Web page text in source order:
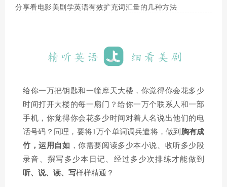
分享看电影美剧学英语有效扩充词汇量的几种方法
给你一万把钥匙和一幢摩天大楼，你觉得你会花多少
时间打开大楼的每一扇门？给你一万个联系人和一部
手机，你觉得你会花多少时间对着人名说出他们的电
话号码？同理，要将1万个单词调兵遣将，做到 胸有成
竹，运用自如 ，你需要阅读多少本小说、收听多少段
录音、撰写多少本日记、经过多少次排练才能做到
听、说、读、写样样精通？